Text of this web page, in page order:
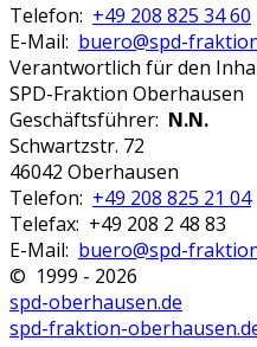
Telefon: +49 208 825 34 60
E-Mail: buero@spd-
Verantwortlich für den
SPD-Fraktion Oberhausen
Geschäftsführer: N.N.
Schwartzstr. 72
46042 Oberhausen
Telefon: +49 208 825 21 04
Telefax: +49 208 2 48 83
E-Mail: buero@spd-
© 1999 - 2026
spd-oberhausen.de
spd-fraktion-